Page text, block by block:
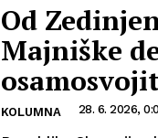
Od
Majniške
KOLUMNA 28. 6. 2026,